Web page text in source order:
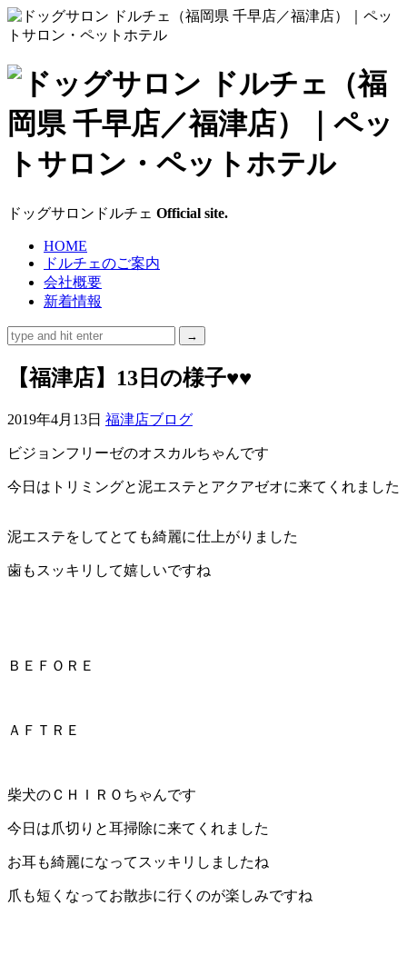
ド
ッ
グ
サ
ロ
ン
ド
ル
ェ
（福
岡
県
／
津
店）
｜
ドッグサロンドルチェ Official site.
HOME
ドルチェのご案内
会社概要
新着情報
【福津店】13日の様子♥♥
2019年4月13日 福津店ブログ
ビジョンフリーゼのオスカルちゃんです
今日はトリミングと泥エステとアクアゼオに来てくれました
泥エステをしてとても綺麗に仕上がりました
歯もスッキリして嬉しいですね
ＢＥＦＯＲＥ
ＡＦＴＲＥ
柴犬のＣＨＩＲＯちゃんです
今日は爪切りと耳掃除に来てくれました
お耳も綺麗になってスッキリしましたね
爪も短くなってお散歩に行くのが楽しみですね